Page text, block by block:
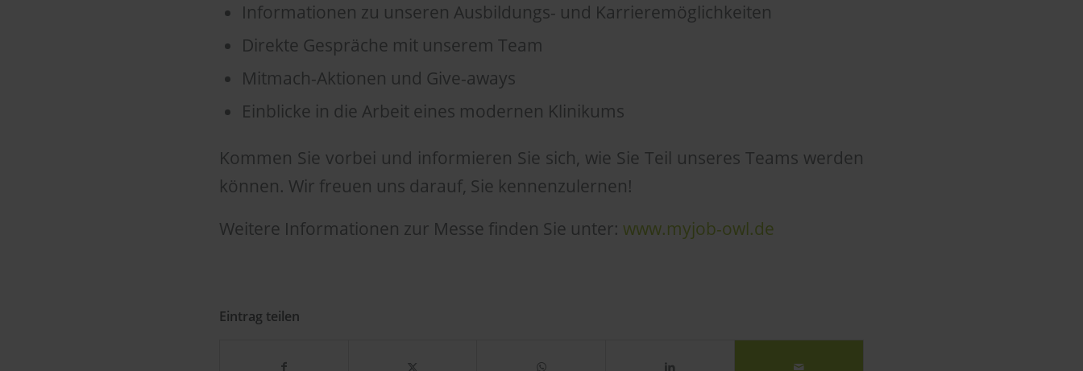
Informationen zu unseren Ausbildungs- und Karrieremöglichkeiten
Direkte Gespräche mit unserem Team
Mitmach-Aktionen und Give-aways
Einblicke in die Arbeit eines modernen Klinikums
Kommen Sie vorbei und informieren Sie sich, wie Sie Teil unseres Teams werden
können. Wir freuen uns darauf, Sie kennenzulernen!
Weitere Informationen zur Messe finden Sie unter: www.myjob-owl.de
Eintrag teilen